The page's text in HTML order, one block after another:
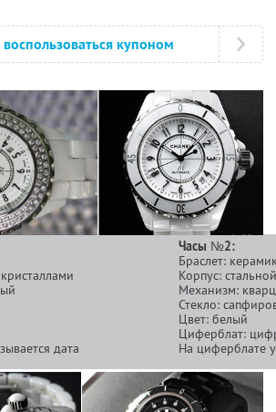
воспользоваться купоном
дата
Часы №2:
Браслет:
Корпус:
Механизм:
Стекло:
Цвет: белый
Циферблат:
На циферблате